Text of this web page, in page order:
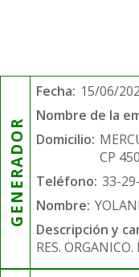
GENERADOR
Fecha: 15/06/
Nombre de la
Domicilio:
CP
Teléfono: 33-
Nombre:
Descripción y
RES.